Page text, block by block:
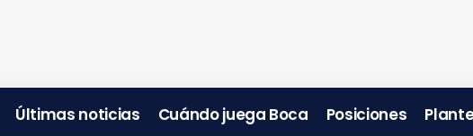
Últimas noticias Cuándo juega Boca Posiciones